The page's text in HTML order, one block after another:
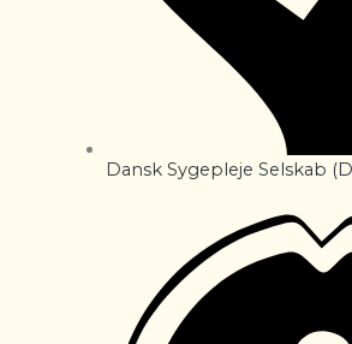
Dansk Sygepleje Selskab